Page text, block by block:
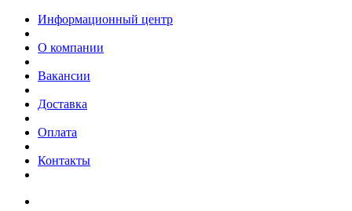
Информационный центр
О компании
Вакансии
Доставка
Оплата
Контакты